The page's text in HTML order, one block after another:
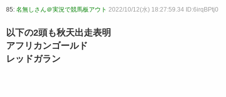
85: 名無しさん＠実況で競馬板アウト 2022/10/12(水) 18:27:59.34 ID:6irqBPtj0
以下の2頭も秋天出走表明
アフリカンゴールド
レッドガラン